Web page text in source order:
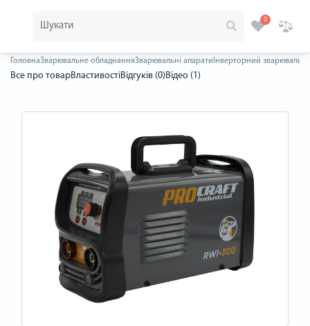
0
ГоловнаЗварювальне обладнанняЗварювальні апарати Інверторний
Все про товарВластивостіВідгуків (0)Відео (1)